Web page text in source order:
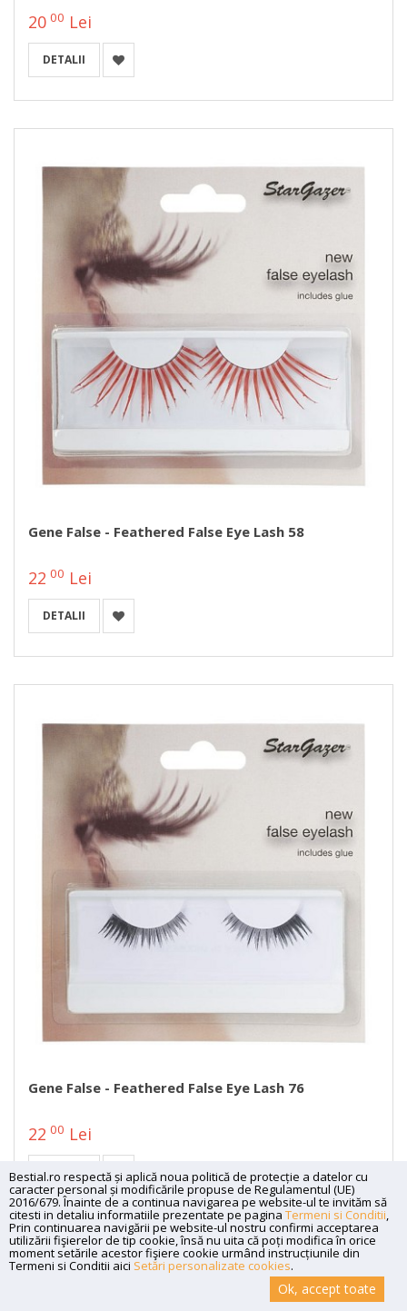
20 00 Lei
DETALII
Gene False - Feathered False Eye Lash 58
22 00 Lei
DETALII
Gene False - Feathered False Eye Lash 76
22 00 Lei
DETALII
Bestial.ro respectă și aplică noua politică de protecție a datelor cu
caracter personal și modificările propuse de Regulamentul (UE)
2016/679. Înainte de a continua navigarea pe website-ul te invităm să
citesti in detaliu informatiile prezentate pe pagina Termeni si Conditii,
Prin continuarea navigării pe website-ul nostru confirmi acceptarea
utilizării fişierelor de tip cookie, însă nu uita că poți modifica în orice
moment setările acestor fişiere cookie urmând instrucțiunile din
Termeni si Conditii aici Setări personalizate cookies.
Ok, accept toate